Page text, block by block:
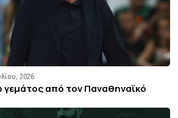
2026
από τον Παναθηναϊκό